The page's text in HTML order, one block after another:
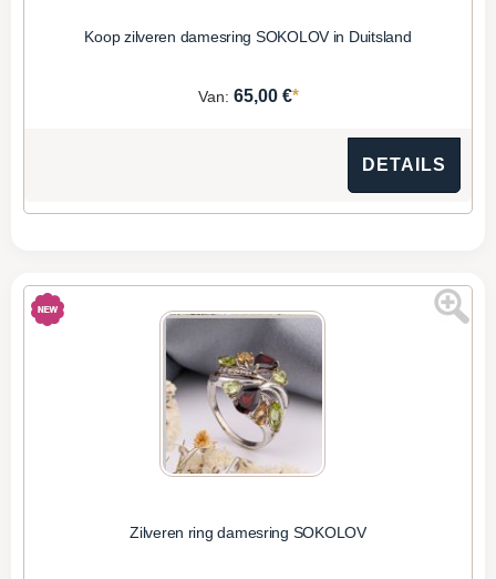
Koop zilveren damesring SOKOLOV in Duitsland
Van: 65,00 €*
DETAILS
Zilveren ring damesring SOKOLOV